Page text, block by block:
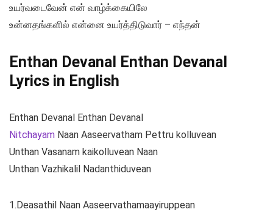
உயர்வடைவேன் என் வாழ்க்கையிலே
உன்னதங்களில் என்னை உயர்த்திடுவார் – எந்தன்
Enthan Devanal Enthan Devanal
Lyrics in English
Enthan Devanal Enthan Devanal
Nitchayam Naan Aaseervatham Pettru kolluvean
Unthan Vasanam kaikolluvean Naan
Unthan Vazhikalil Nadanthiduvean
1.Deasathil Naan Aaseervathamaayiruppean